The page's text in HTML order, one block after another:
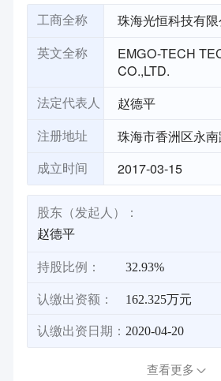
工商全称 珠海光恒科技有限
英文全称
EMGO-TECH
CO.,LTD.
法定代表人 赵德平
注册地址 珠海市香洲区永
成立时间 2017-03-15
股东（发起人）：
赵德平
持股比例： 32.93%
认缴出资额： 162.325万元
认缴出资日期： 2020-04-20
查看更多